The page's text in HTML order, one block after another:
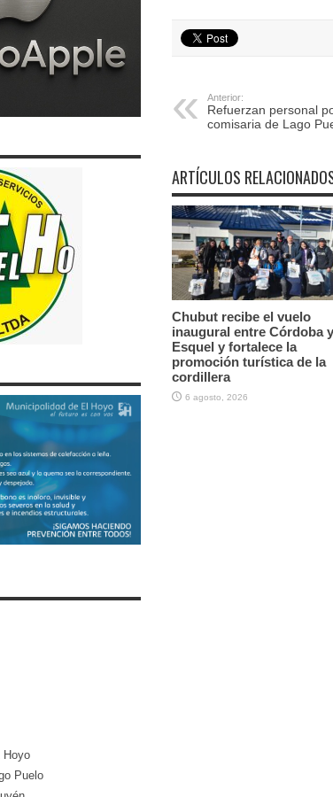
Anterior:
Refuerzan personal
comisaria de Lago
ARTÍCULOS
Chubut recibe el vuelo
inaugural entre Córdoba y
Esquel y fortalece la
promoción turística de la
cordillera
6 agosto, 2026
Hoyo
Puelo